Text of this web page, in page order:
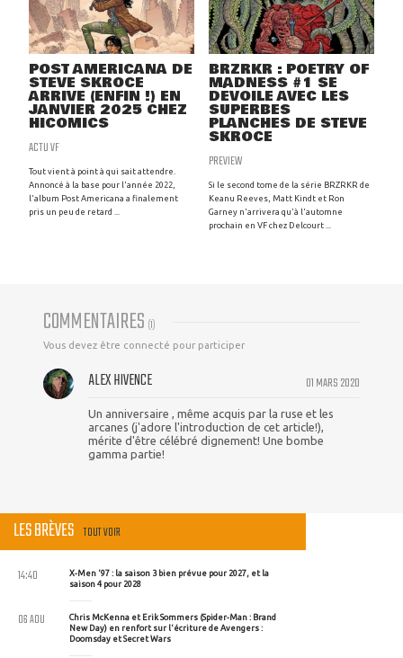
POST AMERICANA DE
STEVE SKROCE
ARRIVE (ENFIN !) EN
JANVIER 2025 CHEZ
HICOMICS
ACTU VF
Tout vient à point à qui sait attendre.
Annoncé à la base pour l'année 2022,
l'album Post Americana a finalement
pris un peu de retard ...
BRZRKR : POETRY OF
MADNESS #1 SE
DÉVOILE AVEC LES
SUPERBES
PLANCHES DE STEVE
SKROCE
PREVIEW
Si le second tome de la série BRZRKR de
Keanu Reeves, Matt Kindt et Ron
Garney n'arrivera qu'à l'automne
prochain en VF chez Delcourt ...
COMMENTAIRES (1)
Vous devez être connecté pour participer
01 MARS 2020
ALEX HIVENCE
Un anniversaire , même acquis par la ruse et les
arcanes (j'adore l'introduction de cet article!),
mérite d'être célébré dignement! Une bombe
gamma partie!
LES BRÈVES TOUT VOIR
X-Men '97 : la saison 3 bien prévue pour 2027, et la
saison 4 pour 2028
14:40
Chris McKenna et Erik Sommers (Spider-Man : Brand
New Day) en renfort sur l'écriture de Avengers :
Doomsday et Secret Wars
06 AOU